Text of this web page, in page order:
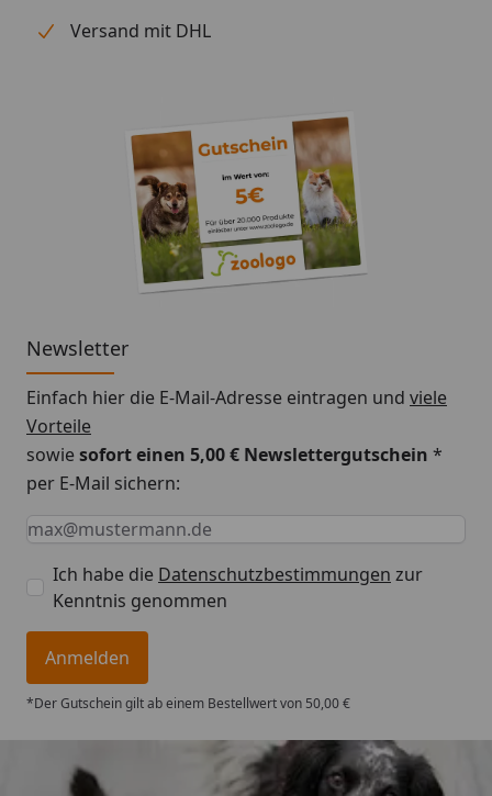
Versand mit DHL
Newsletter
Einfach hier die E-Mail-Adresse eintragen und viele
Vorteile
sowiesofort einen 5,00 € Newslettergutschein *
per E-Mail sichern:
Keine Eingabe erforderlich
Eingabe erforderlich
E-Mail *
Ich habe die Datenschutzbestimmungen zur
Kenntnis genommen
Anmelden
*Der Gutschein gilt ab einem Bestellwert von 50,00 €